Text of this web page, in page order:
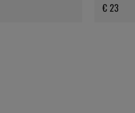
€ 23